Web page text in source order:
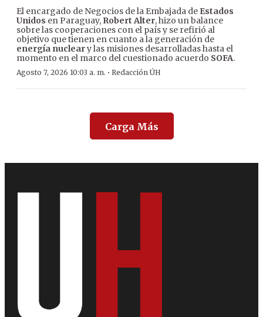
El encargado de Negocios de la Embajada de Estados
Unidos en Paraguay, Robert Alter, hizo un balance
sobre las cooperaciones con el país y se refirió al
objetivo que tienen en cuanto a la generación de
energía nucleary las misiones desarrolladas hasta el
momento en el marco del cuestionado acuerdo SOFA.
Agosto 7, 2026 10:03 a. m. · Redacción ÚH
Carga Más